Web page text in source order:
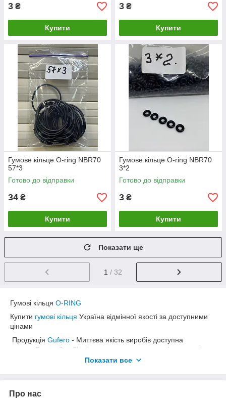
3 ₴
Купити
3 ₴
Купити
Гумове кільце O-ring NBR70
57*3
Готово до відправки
34 ₴
Купити
Гумове кільце O-ring NBR70
3*2
Готово до відправки
3 ₴
Купити
Показати ще
1 / 32
Гумові кільця O-RING
Купити гумові кільця Україна відмінної якості за доступними
цінами
Продукція Gufero - Миттєва якість виробів доступна
ценам. Великий вибір кілець для промисловості, сантехніки,
и систем
Показати все
Про нас